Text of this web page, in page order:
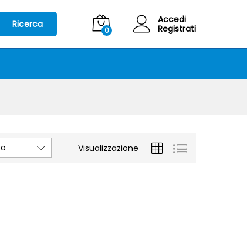
Ricerca
0
Accedi
Registrati
Visualizzazione